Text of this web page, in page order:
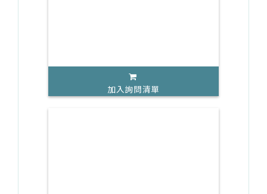
加入詢問清單